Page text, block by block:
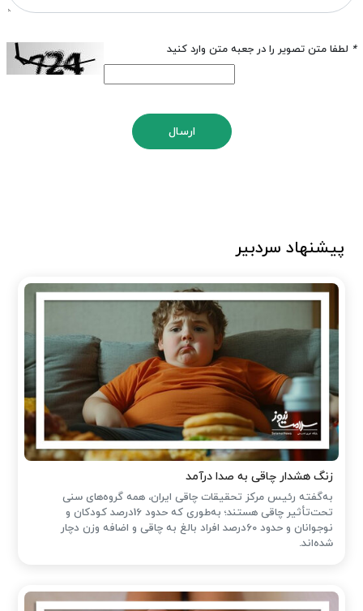
* لطفا متن تصویر را در جعبه متن وارد کنید
ارسال
پیشنهاد سردبیر
زنگ هشدار چاقی به صدا درآمد
به‌گفته رئیس مرکز تحقیقات چاقی ایران، همه گروه‌های سنی
تحت‌تأثیر چاقی هستند؛ به‌طوری که حدود 16درصد کودکان و
نوجوانان و حدود 60درصد افراد بالغ به چاقی و اضافه وزن دچار
شده‌اند.